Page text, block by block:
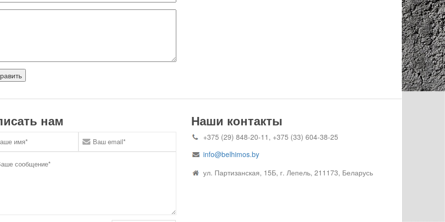
нам Наши контакты
+375 (29) 848-20-11, +375 (33) 604-38-25
info@belhimos.by
ул. Партизанская, 15Б, г. Лепель, 211173, Беларусь